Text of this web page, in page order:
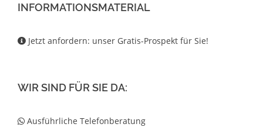
INFORMATIONSMATERIAL
Jetzt anfordern: unser Gratis-Prospekt für Sie!
WIR SIND FÜR SIE DA:
Ausführliche Telefonberatung